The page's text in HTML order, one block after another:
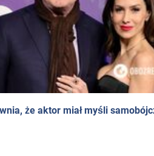
że aktor miał myśli